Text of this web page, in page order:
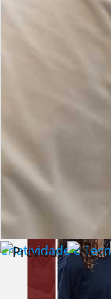
Criatividade e